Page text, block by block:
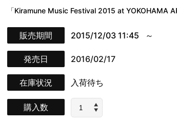
「Kiramune Music Festival 2015 at YOKOHAMA
販売期間 2015/12/03 11:45
発売日 2016/02/17
在庫状況 入荷待ち
購入数